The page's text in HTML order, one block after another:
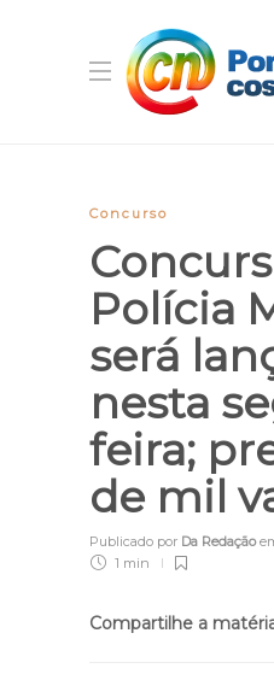
Concurso
Polícia
será
nesta
feira;
de mil
Publicado por Da Redação
1 min
Compartilhe a